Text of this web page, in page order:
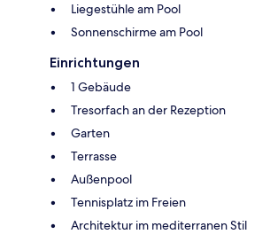
Liegestühle am Pool
Sonnenschirme am Pool
Einrichtungen
1 Gebäude
Tresorfach an der Rezeption
Garten
Terrasse
Außenpool
Tennisplatz im Freien
Architektur im mediterranen Stil